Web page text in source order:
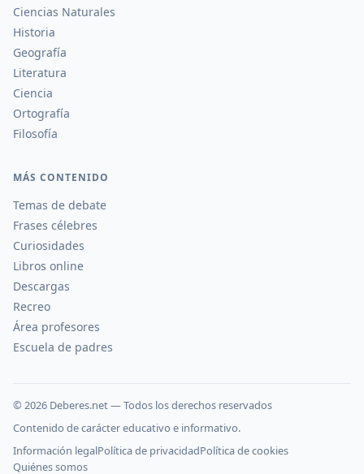
Ciencias Naturales
Historia
Geografía
Literatura
Ciencia
Ortografía
Filosofía
MÁS CONTENIDO
Temas de debate
Frases célebres
Curiosidades
Libros online
Descargas
Recreo
Área profesores
Escuela de padres
© 2026 Deberes.net — Todos los derechos reservados
Contenido de carácter educativo e informativo.
Información legalPolítica de privacidadPolítica de cookies
Quiénes somos